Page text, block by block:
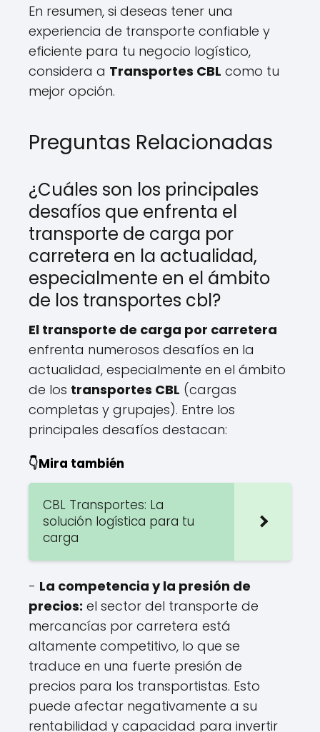
En resumen, si deseas tener una
experiencia de transporte confiable y
eficiente para tu negocio logístico,
considera a Transportes CBL como tu
mejor opción.
Preguntas Relacionadas
¿Cuáles son los principales
desafíos que enfrenta el
transporte de carga por
carretera en la actualidad,
especialmente en el ámbito
de los transportes cbl?
El transporte de carga por carretera
enfrenta numerosos desafíos en la
actualidad, especialmente en el ámbito
de los transportes CBL (cargas
completas y grupajes). Entre los
principales desafíos destacan:
👇Mira también
CBL Transportes: La
solución logística para tu
carga
- La competencia y la presión de
precios: el sector del transporte de
mercancías por carretera está
altamente competitivo, lo que se
traduce en una fuerte presión de
precios para los transportistas. Esto
puede afectar negativamente a su
rentabilidad y capacidad para invertir